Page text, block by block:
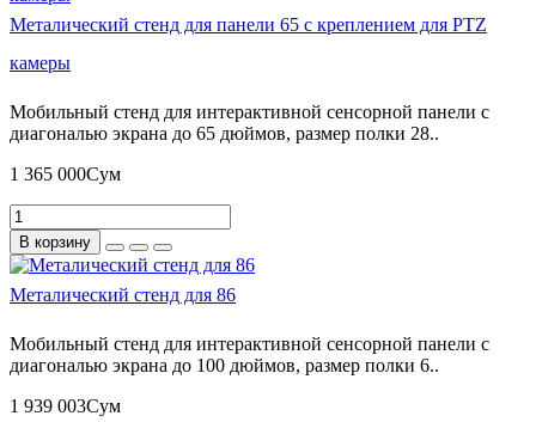
Металический стенд для панели 65 с креплением для PTZ
камеры
Мобильный стенд для интерактивной сенсорной панели с
диагональю экрана до 65 дюймов, размер полки 28..
1 365 000Сум
В корзину
Металический стенд для 86
Мобильный стенд для интерактивной сенсорной панели с
диагональю экрана до 100 дюймов, размер полки 6..
1 939 003Сум